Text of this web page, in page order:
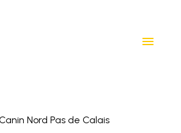
menu
Nord Pas de Calais
cookies